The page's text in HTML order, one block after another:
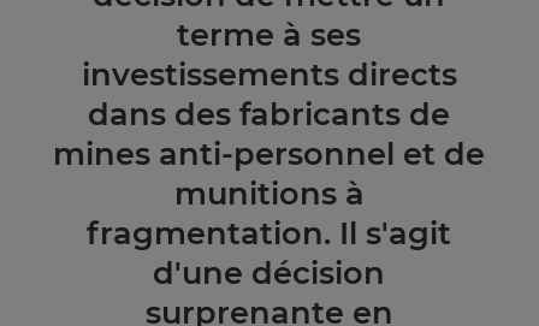
terme à ses
investissements directs
dans des fabricants de
mines anti-personnel et de
munitions à
fragmentation. Il s'agit
d'une décision
surprenante en